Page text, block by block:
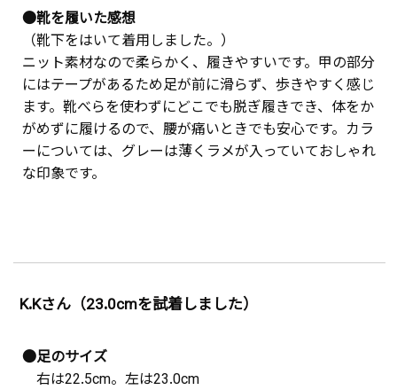
●靴を履いた感想
（靴下をはいて着用しました。）
ニット素材なので柔らかく、履きやすいです。甲の部分
にはテープがあるため足が前に滑らず、歩きやすく感じ
ます。靴べらを使わずにどこでも脱ぎ履きでき、体をか
がめずに履けるので、腰が痛いときでも安心です。カラ
ーについては、グレーは薄くラメが入っていておしゃれ
な印象です。
K.Kさん（23.0cmを試着しました）
●足のサイズ
右は22.5cm。左は23.0cm